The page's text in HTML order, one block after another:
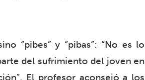
“pibes” y “pibas”: “No es lo
del sufrimiento del joven en
El profesor aconsejó a los